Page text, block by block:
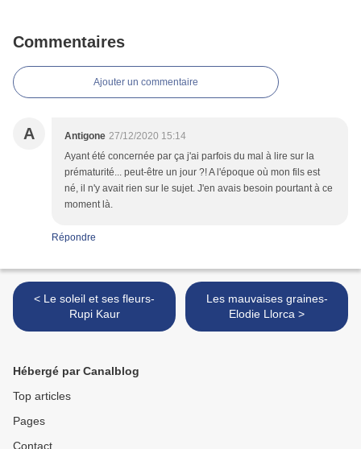
Commentaires
Ajouter un commentaire
A Antigone 27/12/2020 15:14
Ayant été concernée par ça j'ai parfois du mal à lire sur la
prématurité... peut-être un jour ?! A l'époque où mon fils est
né, il n'y avait rien sur le sujet. J'en avais besoin pourtant à ce
moment là.
Répondre
< Le soleil et ses fleurs-
Rupi Kaur
Les mauvaises graines-
Elodie Llorca >
Hébergé par Canalblog
Top articles
Pages
Contact